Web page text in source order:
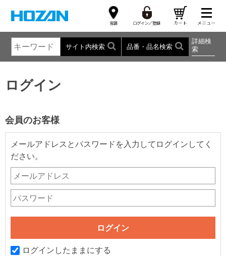
サイト内検索 品番・品名検索
詳細検
索
ログイン
会員のお客様
メールアドレスとパスワードを入力してログインしてく
ださい。
ログインしたままにする